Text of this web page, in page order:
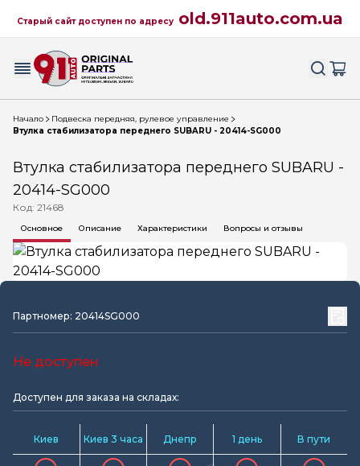
Старый сайт доступен по адресу old.911auto.com.ua
Начало
Подвеска передняя, рулевое управление
Втулка стабилизатора переднего SUBARU - 20414-SG000
Втулка стабилизатора переднего SUBARU -
20414-SG000
Код: 21468
Основное Описание Характеристики Вопросы и отзывы
Партномер: 20414SG000
Не доступен
Доступен для заказа на складах:
Киев Киев 3 часа Днепр 1 день В пути